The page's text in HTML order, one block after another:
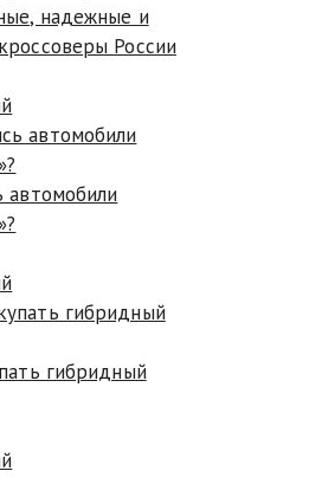
надежные и
России
автомобили
гибридный